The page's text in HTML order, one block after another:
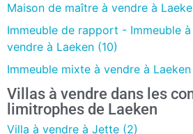
Maison de maître à vendre à
Immeuble de rapport - Immeuble
vendre à Laeken (10)
Immeuble mixte à vendre à
Villas à vendre dans les
limitrophes de Laeken
Villa à vendre à Jette (2)